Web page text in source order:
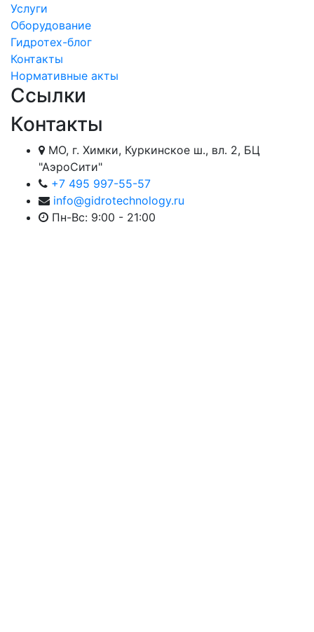
Услуги
Оборудование
Гидротех-блог
Контакты
Нормативные акты
Ссылки
Контакты
МО, г. Химки, Куркинское ш., вл. 2, БЦ
"АэроСити"
+7 495 997-55-57
info@gidrotechnology.ru
Пн-Вс: 9:00 - 21:00